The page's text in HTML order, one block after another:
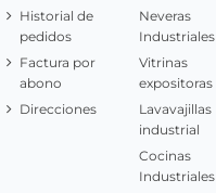
Historial de
pedidos
Factura por
abono
Direcciones
Neveras
Industriales
Vitrinas
expositoras
Lavavajillas
industrial
Cocinas
Industriales